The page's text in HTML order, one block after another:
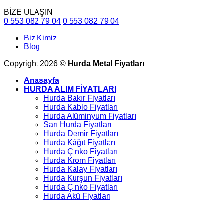
BİZE ULAŞIN
0 553 082 79 04 0 553 082 79 04
Biz Kimiz
Blog
Copyright 2026 © Hurda Metal Fiyatları
Anasayfa
HURDA ALIM FİYATLARI
Hurda Bakır Fiyatları
Hurda Kablo Fiyatları
Hurda Alüminyum Fiyatları
Sarı Hurda Fiyatları
Hurda Demir Fiyatları
Hurda Kâğıt Fiyatları
Hurda Çinko Fiyatları
Hurda Krom Fiyatları
Hurda Kalay Fiyatları
Hurda Kurşun Fiyatları
Hurda Çinko Fiyatları
Hurda Akü Fiyatları